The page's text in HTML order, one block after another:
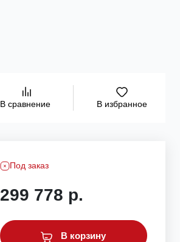
В сравнение В избранное
Под заказ
299 778 р.
В корзину